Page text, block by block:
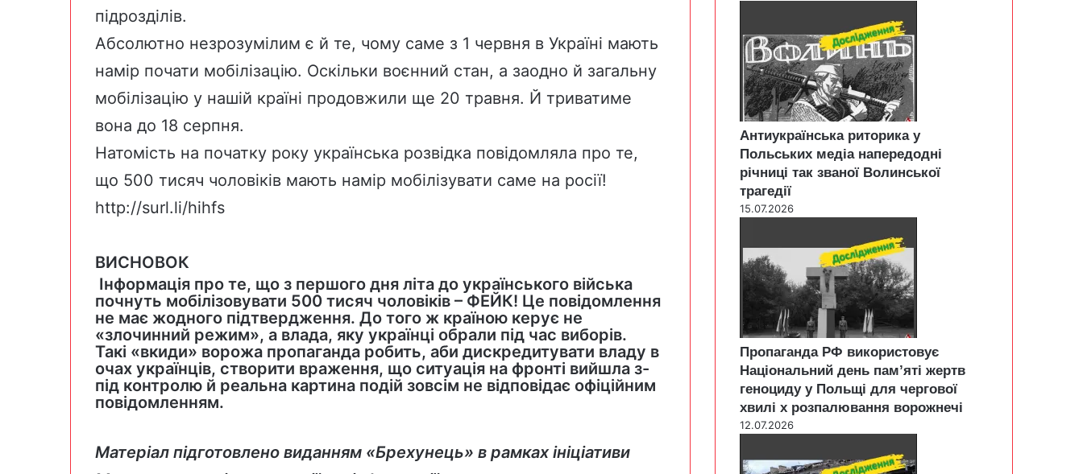
підрозділів.
Абсолютно незрозумілим є й те, чому саме з 1 червня в Україні мають
намір почати мобілізацію. Оскільки воєнний стан, а заодно й загальну
мобілізацію у нашій країні продовжили ще 20 травня. Й триватиме
вона до 18 серпня.
Натомість на початку року українська розвідка повідомляла про те,
що 500 тисяч чоловіків мають намір мобілізувати саме на росії!
http://surl.li/hihfs
ВИСНОВОК
Інформація про те, що з першого дня літа до українського війська
почнуть мобілізовувати 500 тисяч чоловіків – ФЕЙК! Це повідомлення
не має жодного підтвердження. До того ж країною керує не
«злочинний режим», а влада, яку українці обрали під час виборів.
Такі «вкиди» ворожа пропаганда робить, аби дискредитувати владу в
очах українців, створити враження, що ситуація на фронті вийшла з-
під контролю й реальна картина подій зовсім не відповідає офіційним
повідомленням.
Матеріал підготовлено виданням «Брехунець» в рамках ініціативи
Антиукраїнська риторика у
Польських медіа напередодні
річниці так званої Волинської
трагедії
15.07.2026
Пропаганда РФ використовує
Національний день пам’яті жертв
геноциду у Польщі для чергової
хвилі х розпалювання ворожнечі
12.07.2026